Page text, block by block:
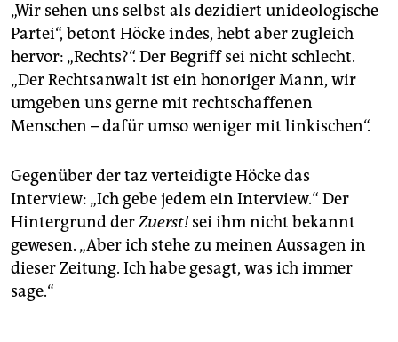
„Wir sehen uns selbst als dezidiert unideologische
Partei“, betont Höcke indes, hebt aber zugleich
hervor: „Rechts?“. Der Begriff sei nicht schlecht.
„Der Rechtsanwalt ist ein honoriger Mann, wir
umgeben uns gerne mit rechtschaffenen
Menschen – dafür umso weniger mit linkischen“.
Gegenüber der taz verteidigte Höcke das
Interview: „Ich gebe jedem ein Interview.“ Der
Hintergrund derZuerst! sei ihm nicht bekannt
gewesen. „Aber ich stehe zu meinen Aussagen in
dieser Zeitung. Ich habe gesagt, was ich immer
sage.“